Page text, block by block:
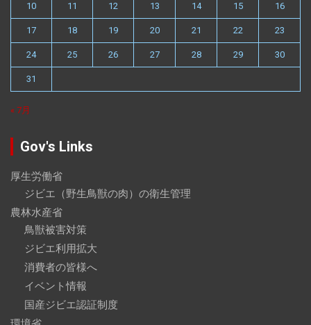
10 11 12 13 14 15 16
17 18 19 20 21 22 23
24 25 26 27 28 29 30
31
« 7月
Gov's Links
厚生労働省
ジビエ（野生鳥獣の肉）の衛生管理
農林水産省
鳥獣被害対策
ジビエ利用拡大
消費者の皆様へ
イベント情報
国産ジビエ認証制度